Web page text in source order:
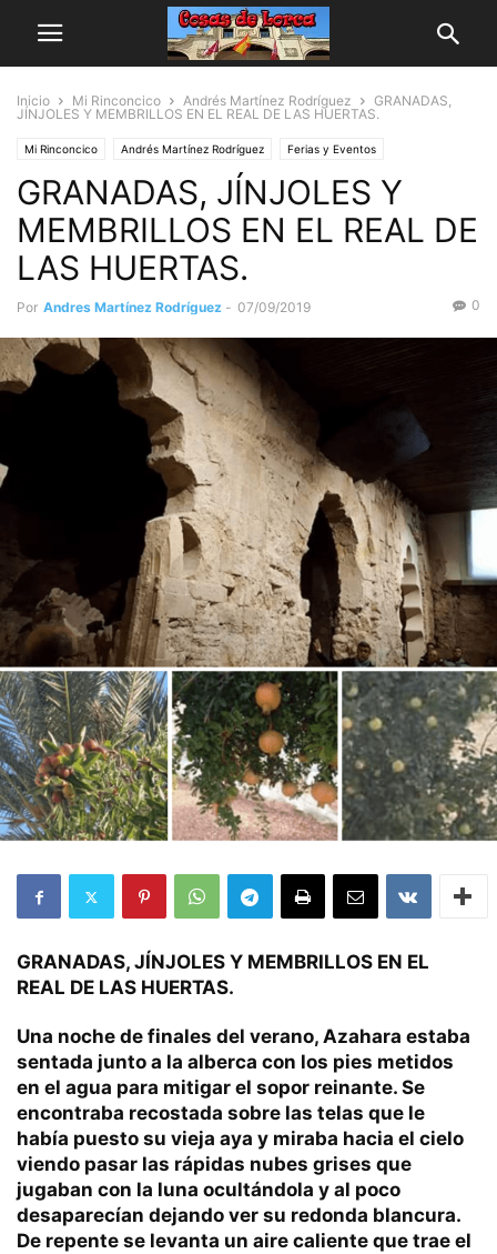
Inicio Mi Rinconcico Andrés Martínez Rodríguez
GRANADAS,
JÍNJOLES Y MEMBRILLOS EN EL REAL DE LAS HUERTAS.
Mi Rinconcico Andrés Martínez Rodríguez Ferias y Eventos
Arte y Cultura
GRANADAS, JÍNJOLES Y
MEMBRILLOS EN EL REAL DE
LAS HUERTAS.
Por Andres Martínez Rodríguez - 07/09/2019 0
GRANADAS, JÍNJOLES Y MEMBRILLOS EN EL
REAL DE LAS HUERTAS.
Una noche de finales del verano, Azahara estaba
sentada junto a la alberca con los pies metidos
en el agua para mitigar el sopor reinante. Se
encontraba recostada sobre las telas que le
había puesto su vieja aya y miraba hacia el cielo
viendo pasar las rápidas nubes grises que
jugaban con la luna ocultándola y al poco
desaparecían dejando ver su redonda blancura.
De repente se levanta un aire caliente que trae el